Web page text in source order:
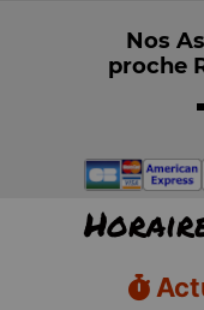
Nos
proche